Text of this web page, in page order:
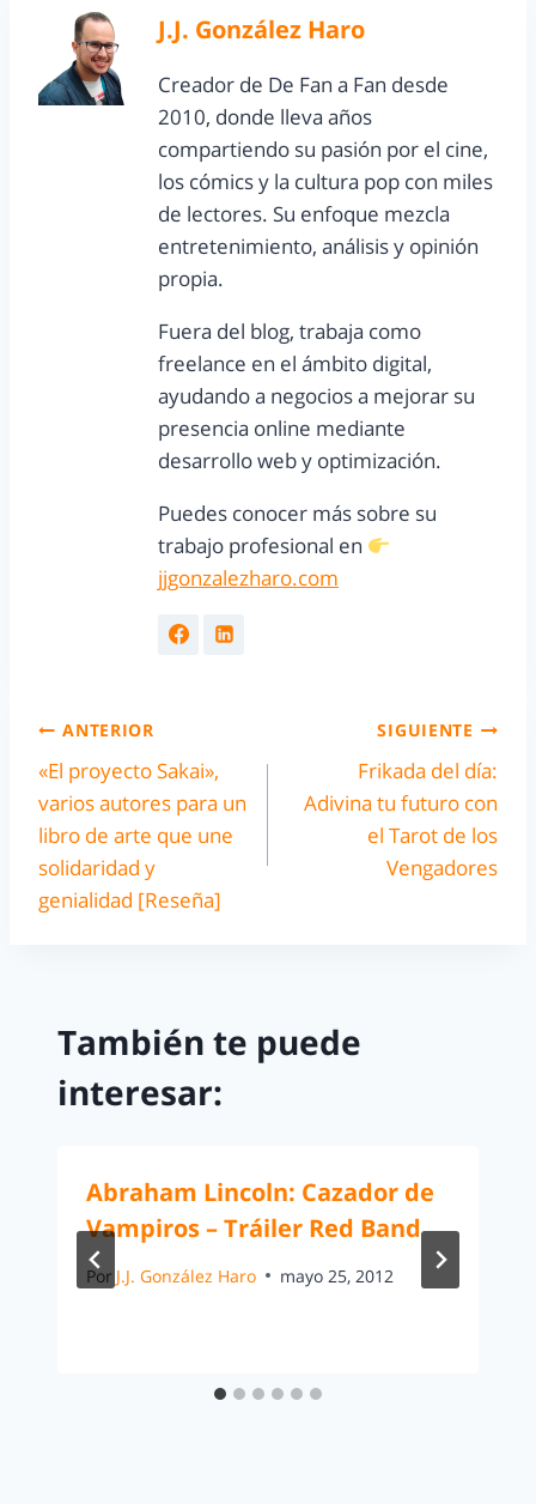
J.J. González Haro
Creador de De Fan a Fan desde
2010, donde lleva años
compartiendo su pasión por el cine,
los cómics y la cultura pop con miles
de lectores. Su enfoque mezcla
entretenimiento, análisis y opinión
propia.
Fuera del blog, trabaja como
freelance en el ámbito digital,
ayudando a negocios a mejorar su
presencia online mediante
desarrollo web y optimización.
Puedes conocer más sobre su
trabajo profesional en
jjgonzalezharo.com
ANTERIOR
«El proyecto Sakai»,
varios autores para un
libro de arte que une
solidaridad y
genialidad [Reseña]
SIGUIENTE
Frikada del día:
Adivina tu futuro con
el Tarot de los
Vengadores
También te puede
interesar:
Abraham Lincoln: Cazador de
Vampiros – Tráiler Red Band
Por J.J. González Haro mayo 25, 2012